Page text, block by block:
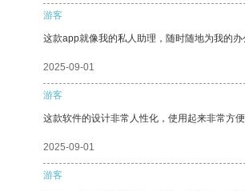
游客
这款app就像我的私人助理，随时随地为我的
2025-09-01
游客
这款软件的设计非常人性化，使用起来非常方便
2025-09-01
游客